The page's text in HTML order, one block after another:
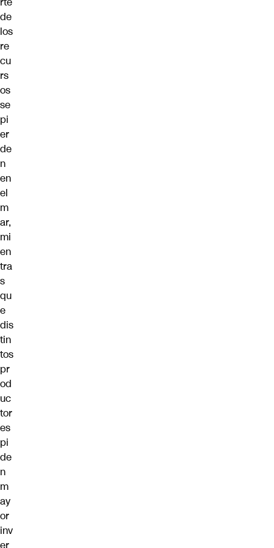
de
los
re
cu
rs
os
se
pi
er
de
n
en
el
m
ar,
mi
en
tra
s
qu
e
dis
tin
tos
pr
od
uc
tor
es
pi
de
n
m
ay
or
inv
er